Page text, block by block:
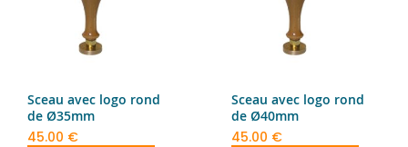
Sceau avec logo rond
de Ø35mm
45.00 €
Sceau avec logo rond
de Ø40mm
45.00 €